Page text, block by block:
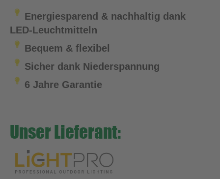
Energiesparend & nachhaltig dank
LED-Leuchtmitteln
Bequem & flexibel
Sicher dank Niederspannung
6 Jahre Garantie
Unser Lieferant: